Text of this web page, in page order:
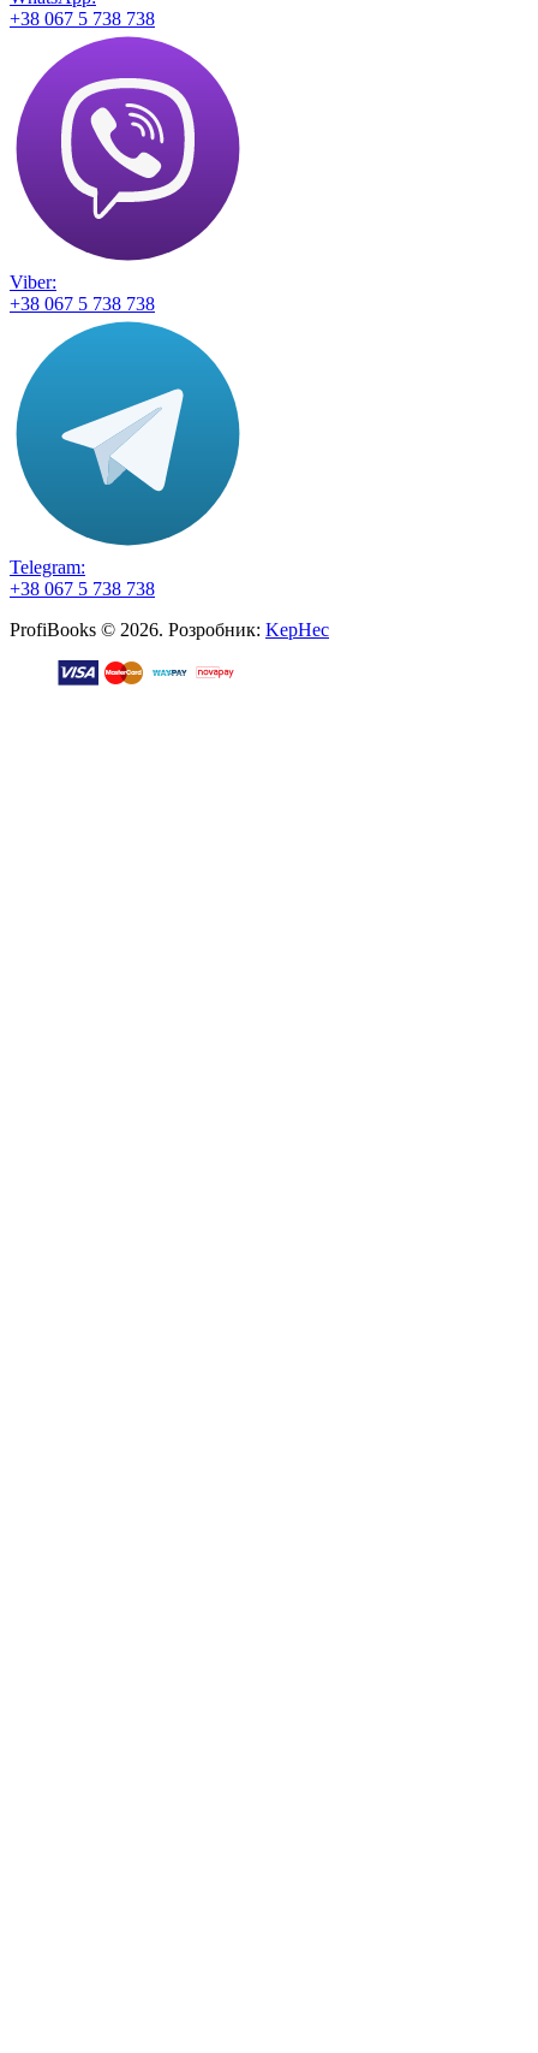
+38 067 5 738 738
Viber:
+38 067 5 738 738
Telegram:
+38 067 5 738 738
ProfiBooks © 2026. Розробник: KepHec